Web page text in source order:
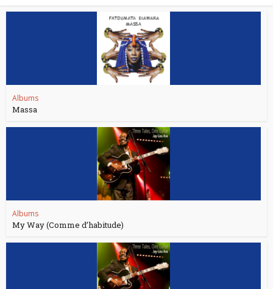
Albums
Massa
Albums
My Way (Comme d’habitude)